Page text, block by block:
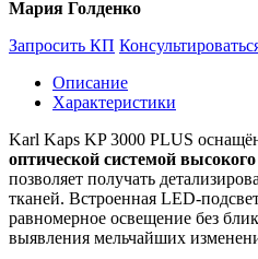
Мария Голденко
Запросить КП
Описание
Характеристики
Karl Kaps KP 3000 PLUS
оптической системой
позволяет получать
тканей. Встроенная LED-
равномерное освещение без
выявления мельчайших